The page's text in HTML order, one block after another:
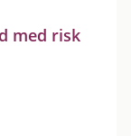
med risk